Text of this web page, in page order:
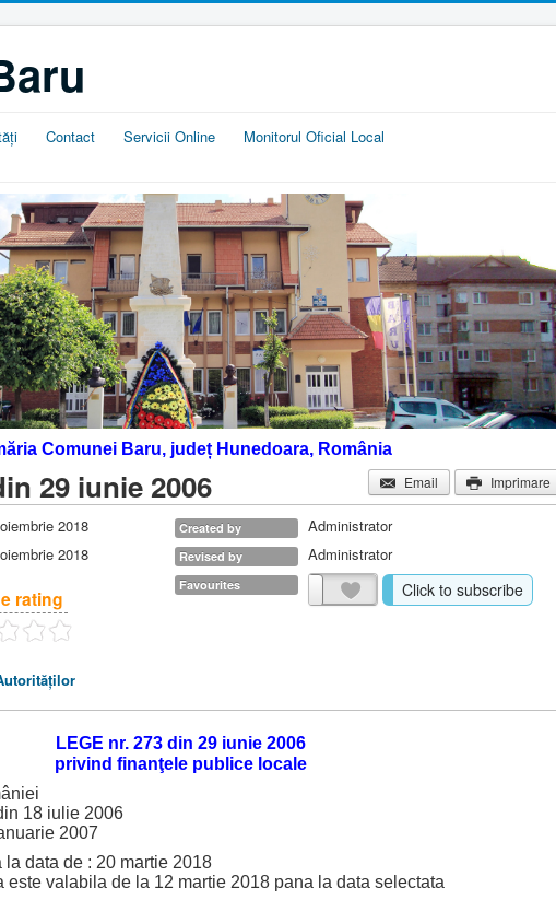
Contact Servicii Online Monitorul Oficial Local
Comunei Baru, județ Hunedoara, România
Email
Imprimare
29 iunie 2006
2018 Created by Administrator
2018 Revised by Administrator
rating
Favourites Click to subscribe
LEGE nr. 273 din 29 iunie 2006
privind finanţele publice locale
18 iulie 2006
2007
data de : 20 martie 2018
este valabila de la 12 martie 2018 pana la data selectata